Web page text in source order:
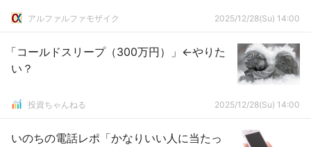
アルファルファモザイク 2025/12/28(Su) 14:00
「コールドスリープ（300万円）」←やりた
い？
投資ちゃんねる 2025/12/28(Su) 14:00
いのちの電話レポ「かなりいい人に当たっ